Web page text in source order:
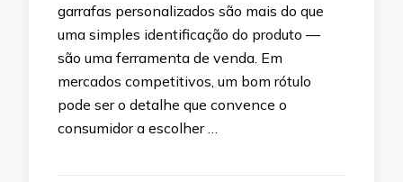
garrafas personalizados são mais do que
uma simples identificação do produto —
são uma ferramenta de venda. Em
mercados competitivos, um bom rótulo
pode ser o detalhe que convence o
consumidor a escolher …